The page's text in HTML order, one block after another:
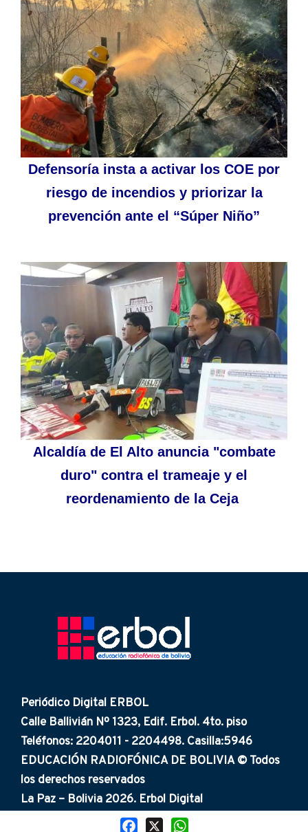
Facebook
Defensoría insta a activar los COE por
riesgo de incendios y priorizar la
prevención ante el “Súper Niño”
Alcaldía de El Alto anuncia "combate
duro" contra el trameaje y el
reordenamiento de la Ceja
Periódico Digital ERBOL
Calle Ballivián Nº 1323, Edif. Erbol. 4to. piso
Teléfonos: 2204011 - 2204498. Casilla:5946
EDUCACIÓN RADIOFÓNICA DE BOLIVIA © Todos
los derechos reservados
La Paz – Bolivia 2026. Erbol Digital